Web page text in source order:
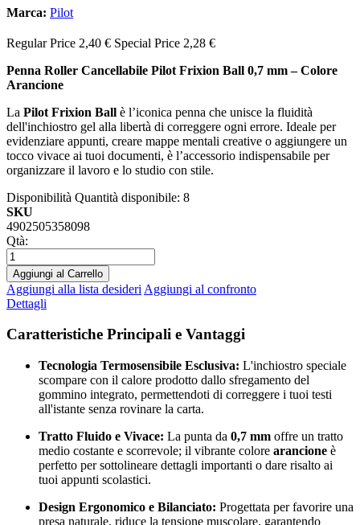
Marca: Pilot
Regular Price 2,40 € Special Price 2,28 €
Penna Roller Cancellabile Pilot Frixion Ball 0,7 mm – Colore
Arancione
La Pilot Frixion Ball è l’iconica penna che unisce la fluidità
dell'inchiostro gel alla libertà di correggere ogni errore. Ideale per
evidenziare appunti, creare mappe mentali creative o aggiungere un
tocco vivace ai tuoi documenti, è l’accessorio indispensabile per
organizzare il lavoro e lo studio con stile.
Disponibilità Quantità disponibile: 8
SKU
4902505358098
Qtà:
Aggiungi al Carrello
Aggiungi alla lista desideri Aggiungi al confronto
Dettagli
Caratteristiche Principali e Vantaggi
Tecnologia Termosensibile Esclusiva: L'inchiostro speciale
scompare con il calore prodotto dallo sfregamento del
gommino integrato, permettendoti di correggere i tuoi testi
all'istante senza rovinare la carta.
Tratto Fluido e Vivace: La punta da 0,7 mm offre un tratto
medio costante e scorrevole; il vibrante colore arancione è
perfetto per sottolineare dettagli importanti o dare risalto ai
tuoi appunti scolastici.
Design Ergonomico e Bilanciato: Progettata per favorire una
presa naturale, riduce la tensione muscolare, garantendo